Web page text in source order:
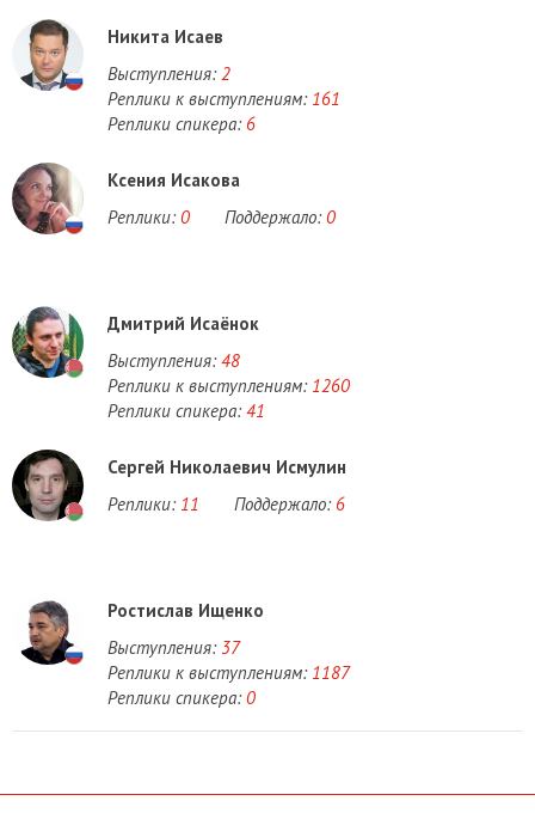
Никита Исаев
Выступления: 2
Реплики к выступлениям: 161
Реплики спикера: 6
Ксения Исакова
Реплики: 0 Поддержало: 0
Дмитрий Исаёнок
Выступления: 48
Реплики к выступлениям: 1260
Реплики спикера: 41
Сергей Николаевич Исмулин
Реплики: 11 Поддержало: 6
Ростислав Ищенко
Выступления: 37
Реплики к выступлениям: 1187
Реплики спикера: 0